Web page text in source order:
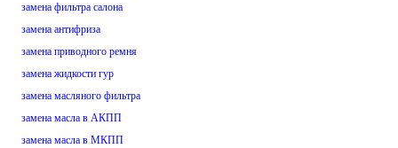
замена фильтра салона
замена антифриза
замена приводного ремня
замена жидкости гур
замена масляного фильтра
замена масла в АКПП
замена масла в МКПП